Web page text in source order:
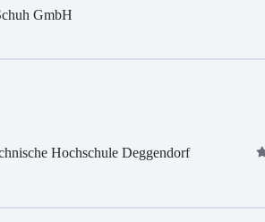
GmbH
Hochschule Deggendorf